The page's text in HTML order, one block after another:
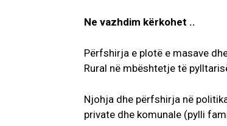
Ne vazhdim kërkohet ..
Përfshirja e plotë e masave
Rural në mbështetje të
Njohja dhe përfshirja në
private dhe komunale (pylli